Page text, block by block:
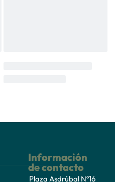
Información
de contacto
Plaza Asdrúbal Nº16